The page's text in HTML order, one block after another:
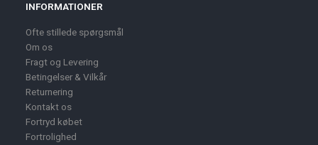
INFORMATIONER
Ofte stillede spørgsmål
Om os
Fragt og Levering
Betingelser & Vilkår
Returnering
Kontakt os
Fortryd købet
Fortrolighed